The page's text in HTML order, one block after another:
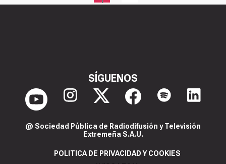
SÍGUENOS
@ Sociedad Pública de Radiodifusión y Televisión
Extremeña S.A.U.
POLITICA DE PRIVACIDAD Y COOKIES